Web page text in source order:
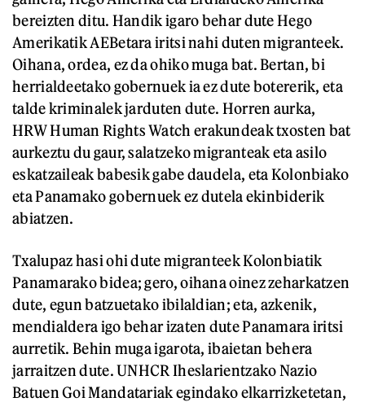
bereizten ditu. Handik igaro behar dute Hego
Amerikatik AEBetara iritsi nahi duten migranteek.
Oihana, ordea, ez da ohiko muga bat. Bertan, bi
herrialdeetako gobernuek ia ez dute botererik, eta
talde kriminalek jarduten dute. Horren aurka,
HRW Human Rights Watch erakundeak txosten bat
aurkeztu du gaur, salatzeko migranteak eta asilo
eskatzaileak babesik gabe daudela, eta Kolonbiako
eta Panamako gobernuek ez dutela ekinbiderik
abiatzen.
Txalupaz hasi ohi dute migranteek Kolonbiatik
Panamarako bidea; gero, oihana oinez zeharkatzen
dute, egun batzuetako ibilaldian; eta, azkenik,
mendialdera igo behar izaten dute Panamara iritsi
aurretik. Behin muga igarota, ibaietan behera
jarraitzen dute. UNHCR Iheslarientzako Nazio
Batuen Goi Mandatariak egindako elkarrizketetan,